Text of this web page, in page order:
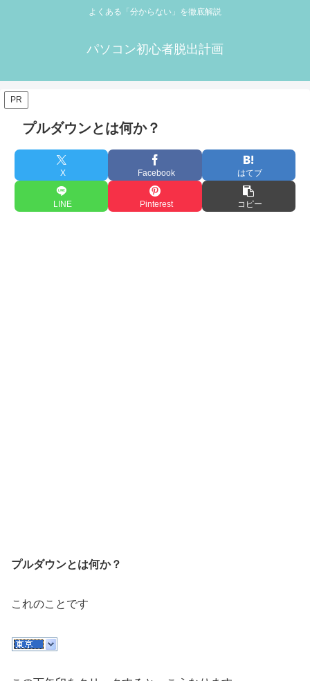
よくある「分からない」を徹底解説
パソコン初心者脱出計画
PR
プルダウンとは何か？
X Facebook はてブ
LINE Pinterest コピー
プルダウンとは何か？
これのことです